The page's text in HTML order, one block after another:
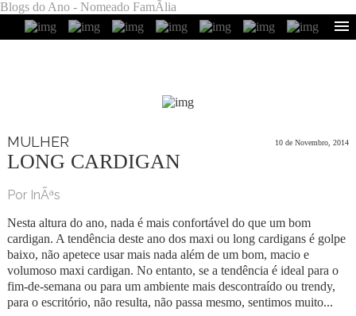
Blogs do Ano - Nomeado FamÃ­lia
MULHER 10 de Novembro, 2014
LONG CARDIGAN
Por InÃªs
Nesta altura do ano, nada é mais confortável do que um bom
cardigan. A tendência deste ano dos maxi ou long cardigans é golpe
baixo, não apetece usar mais nada além de um bom, macio e
volumoso maxi cardigan. No entanto, se a tendência é ideal para o
fim-de-semana ou para um ambiente mais descontraído ou trendy,
para o escritório, não resulta, não passa mesmo, sentimos muito...